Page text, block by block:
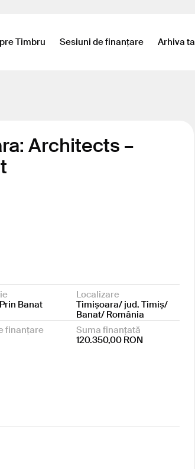
Timbru Sesiuni de finanțare Arhiva ta
Architects –
Banat
Localizare
Timișoara/ jud. Timiș/
Banat/ România
finanțare
Suma finanțată
120.350,00 RON